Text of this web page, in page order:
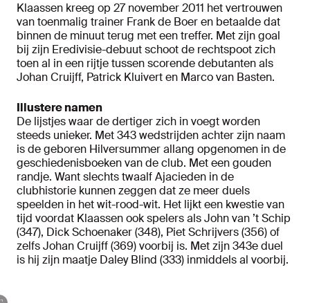
Klaassen kreeg op 27 november 2011 het vertrouwen
van toenmalig trainer Frank de Boer en betaalde dat
binnen de minuut terug met een treffer. Met zijn goal
bij zijn Eredivisie-debuut schoot de rechtspoot zich
toen al in een rijtje tussen scorende debutanten als
Johan Cruijff, Patrick Kluivert en Marco van Basten.
Illustere namen
De lijstjes waar de dertiger zich in voegt worden
steeds unieker. Met 343 wedstrijden achter zijn naam
is de geboren Hilversummer allang opgenomen in de
geschiedenisboeken van de club. Met een gouden
randje. Want slechts twaalf Ajacieden in de
clubhistorie kunnen zeggen dat ze meer duels
speelden in het wit-rood-wit. Het lijkt een kwestie van
tijd voordat Klaassen ook spelers als John van ’t Schip
(347), Dick Schoenaker (348), Piet Schrijvers (356) of
zelfs Johan Cruijff (369) voorbij is. Met zijn 343e duel
is hij zijn maatje Daley Blind (333) inmiddels al voorbij.